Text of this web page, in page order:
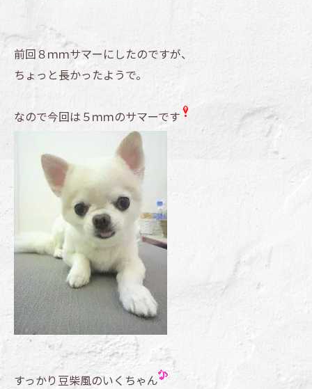
前回８ｍｍサマーにしたのですが、
ちょっと長かったようで。
なので今回は５ｍｍのサマーです
すっかり豆柴風のいくちゃん